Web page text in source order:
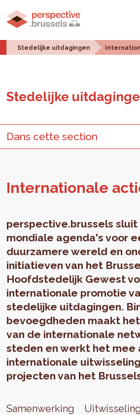
Stedelijke uitdagingen
Ste­de­lij­ke
Dans cette section
In­ter­na­ti­o­na­le
perspective.brussels sluit
mondiale agenda's voor
duurzamere wereld en
initiatieven van het
Hoofdstedelijk Gewest
internationale promotie
stedelijke uitdagingen.
bevoegdheden maakt
van de internationale
steden en werkt het mee
internationale
projecten van het
Samenwerking